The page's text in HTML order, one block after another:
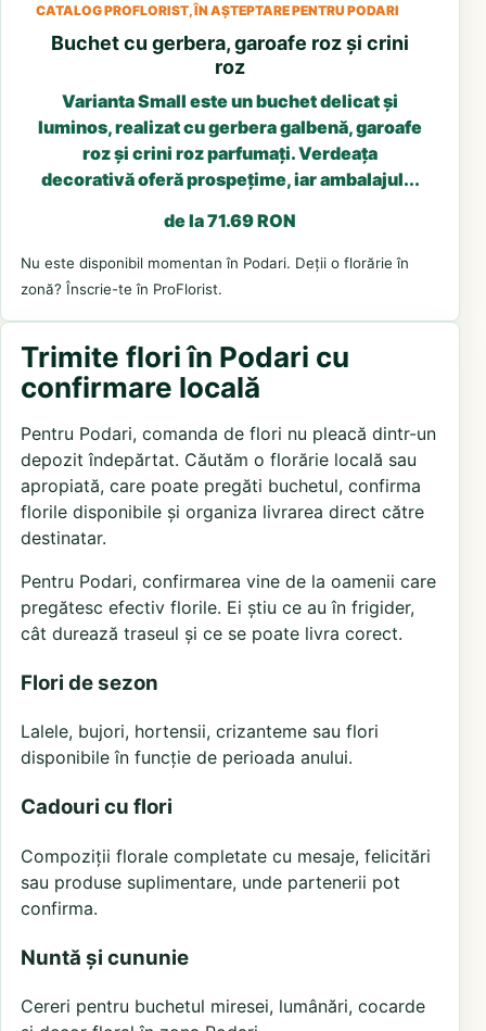
CATALOG PROFLORIST, ÎN AȘTEPTARE PENTRU PODARI
Buchet cu gerbera, garoafe roz și crini
roz
Varianta Small este un buchet delicat și
luminos, realizat cu gerbera galbenă, garoafe
roz și crini roz parfumați. Verdeața
decorativă oferă prospețime, iar ambalajul...
de la 71.69 RON
Nu este disponibil momentan în Podari. Deții o florărie în
zonă? Înscrie-te în ProFlorist.
Trimite flori în Podari cu
confirmare locală
Pentru Podari, comanda de flori nu pleacă dintr-un
depozit îndepărtat. Căutăm o florărie locală sau
apropiată, care poate pregăti buchetul, confirma
florile disponibile și organiza livrarea direct către
destinatar.
Pentru Podari, confirmarea vine de la oamenii care
pregătesc efectiv florile. Ei știu ce au în frigider,
cât durează traseul și ce se poate livra corect.
Flori de sezon
Lalele, bujori, hortensii, crizanteme sau flori
disponibile în funcție de perioada anului.
Cadouri cu flori
Compoziții florale completate cu mesaje, felicitări
sau produse suplimentare, unde partenerii pot
confirma.
Nuntă și cununie
Cereri pentru buchetul miresei, lumânări, cocarde